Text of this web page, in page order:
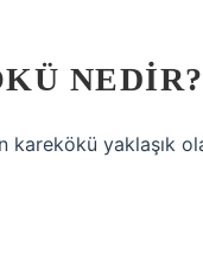
NEDIR?
karekökü yaklaşık